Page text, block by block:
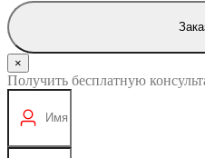
×
Получить бесплатную